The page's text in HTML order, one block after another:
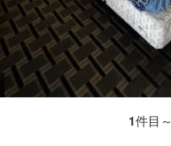
1件目～